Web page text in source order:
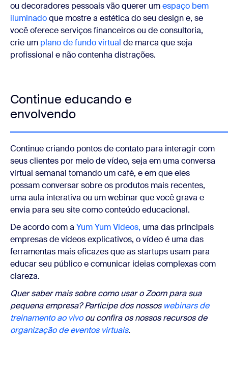
ou decoradores pessoais vão querer umespaço bem
iluminadoque mostre a estética do seu design e, se
você oferece serviços financeiros ou de consultoria,
crie um plano de fundo virtual de marca que seja
profissional e não contenha distrações.
Continue educando e
envolvendo
Continue criando pontos de contato para interagir com
seus clientes por meio de vídeo, seja em uma conversa
virtual semanal tomando um café, e em que eles
possam conversar sobre os produtos mais recentes,
uma aula interativa ou um webinar que você grava e
envia para seu site como conteúdo educacional.
De acordo com a Yum Yum Videos, uma das principais
empresas de vídeos explicativos, o vídeo é uma das
ferramentas mais eficazes que as startups usam para
educar seu público e comunicar ideias complexas com
clareza.
Quer saber mais sobre como usar o Zoom para sua
pequena empresa? Participe dos nossos webinars de
treinamento ao vivoou confira os nossos recursos de
organização de eventos virtuais.